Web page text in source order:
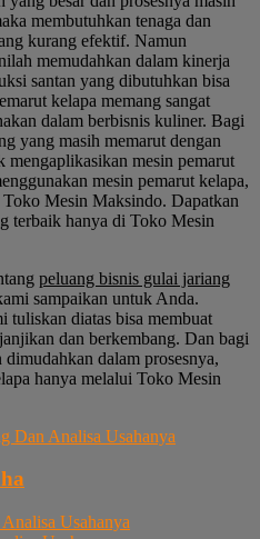
membutuhkan tenaga dan
kurang efektif. Namun
memudahkan dalam kinerja
santan yang dibutuhkan bisa
kelapa memang sangat
dalam berbisnis kuliner. Bagi
yang masih memarut dengan
mengaplikasikan mesin pemarut
mesin pemarut kelapa,
Mesin Maksindo. Dapatkan
terbaik hanya di Toko Mesin
peluang bisnis gulai jariang
sampaikan untuk Anda.
tuliskan diatas bisa membuat
dan berkembang. Dan bagi
dalam prosesnya,
hanya melalui Toko Mesin
Dan Analisa Usahanya